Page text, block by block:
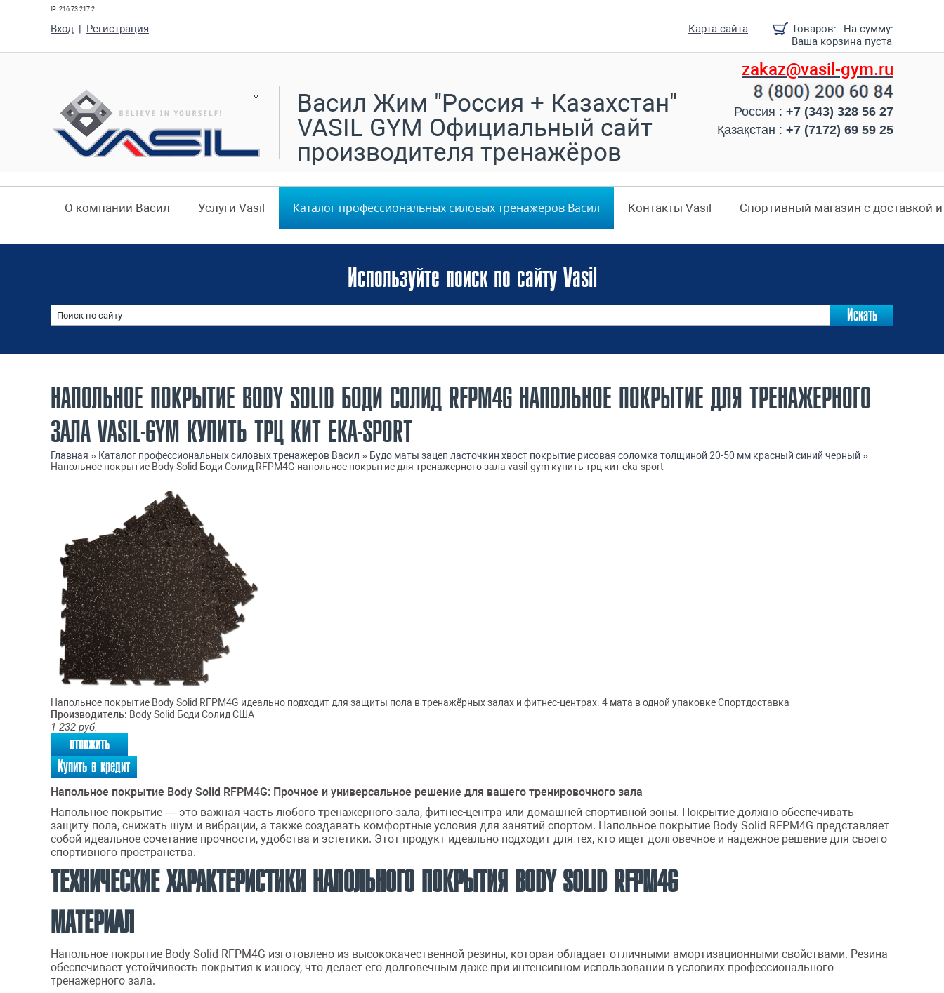
IP: 216.73.217.2
Товаров:
На сумму:
Ваша корзина пуста
Карта сайта
Вход | Регистрация
zakaz@vasil-gym.ru
Россия : +7 (343) 328 56 27
Қазақстан : +7 (7172) 69 59 25
Васил Жим "Россия + Казахстан"
VASIL GYM Официальный сайт
производителя тренажёров
О компании Васил Услуги Vasil Каталог профессиональных силовых тренажеров Васил Контакты Vasil Спортивный магазин с доставкой
Используйте поиск по сайту Vasil
НАПОЛЬНОЕ ПОКРЫТИЕ BODY SOLID БОДИ СОЛИД RFPM4G НАПОЛЬНОЕ ПОКРЫТИЕ ДЛЯ ТРЕНАЖЕРНОГО
ЗАЛА VASIL-GYM КУПИТЬ ТРЦ КИТ EKA-SPORT
Главная » Каталог профессиональных силовых тренажеров Васил » Будо маты зацеп ласточкин хвост покрытие рисовая соломка толщиной 20-50 мм красный синий черный »
Напольное покрытие Body Solid Боди Солид RFPM4G напольное покрытие для тренажерного зала vasil-gym купить трц кит eka-sport
Напольное покрытие Body Solid RFPM4G идеально подходит для защиты пола в тренажёрных залах и фитнес-центрах. 4 мата в одной упаковке Спортдоставка
Производитель: Body Solid Боди Солид США
1 232 руб.
отложить
Купить в кредит
Напольное покрытие Body Solid RFPM4G: Прочное и универсальное решение для вашего тренировочного зала
Напольное покрытие — это важная часть любого тренажерного зала, фитнес-центра или домашней спортивной зоны. Покрытие должно обеспечивать
защиту пола, снижать шум и вибрации, а также создавать комфортные условия для занятий спортом. Напольное покрытие Body Solid RFPM4G представляет
собой идеальное сочетание прочности, удобства и эстетики. Этот продукт идеально подходит для тех, кто ищет долговечное и надежное решение для своего
спортивного пространства.
ТЕХНИЧЕСКИЕ ХАРАКТЕРИСТИКИ НАПОЛЬНОГО ПОКРЫТИЯ BODY SOLID RFPM4G
МАТЕРИАЛ
Напольное покрытие Body Solid RFPM4G изготовлено из высококачественной резины, которая обладает отличными амортизационными свойствами. Резина
обеспечивает устойчивость покрытия к износу, что делает его долговечным даже при интенсивном использовании в условиях профессионального
тренажерного зала.